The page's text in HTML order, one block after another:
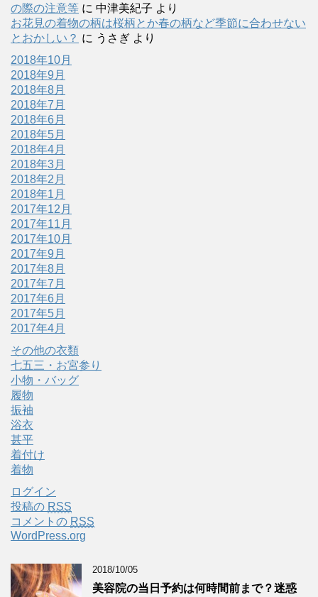
の際の注意等 に 中津美紀子 より
お花見の着物の柄は桜柄とか春の柄など季節に合わせない
とおかしい？ に うさぎ より
2018年10月
2018年9月
2018年8月
2018年7月
2018年6月
2018年5月
2018年4月
2018年3月
2018年2月
2018年1月
2017年12月
2017年11月
2017年10月
2017年9月
2017年8月
2017年7月
2017年6月
2017年5月
2017年4月
その他の衣類
七五三・お宮参り
小物・バッグ
履物
振袖
浴衣
甚平
着付け
着物
ログイン
投稿の RSS
コメントの RSS
WordPress.org
2018/10/05
美容院の当日予約は何時間前まで？迷惑